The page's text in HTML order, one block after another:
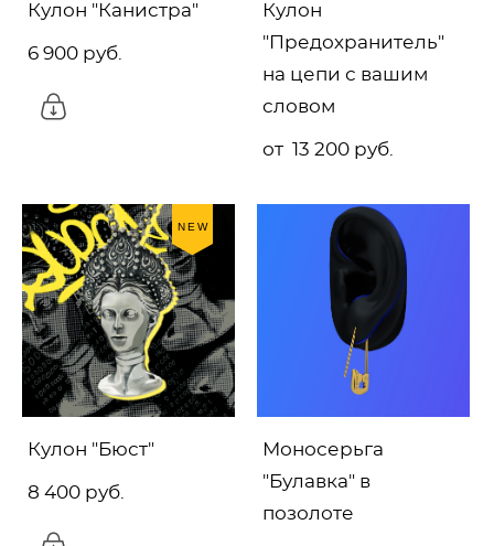
Кулон "Канистра"
6 900 pуб.
Кулон
"Предохранитель"
на цепи с вашим
словом
от 13 200 pуб.
NEW
Кулон "Бюст"
8 400 pуб.
Моносерьга
"Булавка" в
позолоте